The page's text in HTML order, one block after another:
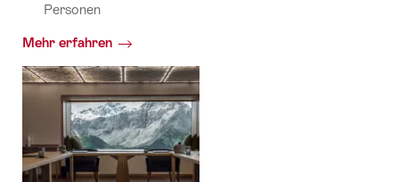
Personen
Mehr erfahren